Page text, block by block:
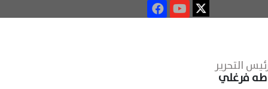
التحرير
طه فرغلي